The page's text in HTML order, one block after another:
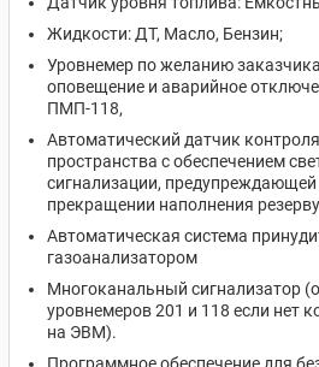
Жидкости: ДТ, Масло, Бензин;
Уровнемер по желанию
оповещение и аварийное
ПМП-118,
Автоматический датчик
пространства с обеспечением
сигнализации, предупреждающей
прекращении наполнения
Автоматическая система
газоанализатором
Многоканальный сигнализатор
уровнемеров 201 и 118 если нет
на ЭВМ).